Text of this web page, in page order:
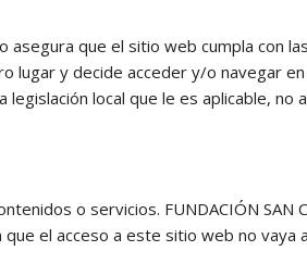
asegura que el sitio web cumpla con las
lugar y decide acceder y/o navegar
local que le es aplicable, no
o servicios. FUNDACIÓN SAN
el acceso a este sitio web no vaya